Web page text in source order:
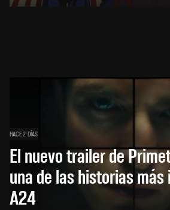
HACE 2 DÍAS
El nuevo trailer de
una de las historias
A24